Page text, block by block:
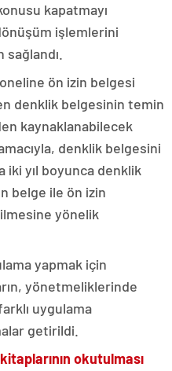
kapatmayı
işlemlerini
ön izin belgesi
denklik belgesinin temin
kaynaklanabilecek
denklik belgesini
yıl boyunca denklik
belge ile ön izin
yönelik
yapmak için
yönetmeliklerinde
uygulama
getirildi.
okutulması